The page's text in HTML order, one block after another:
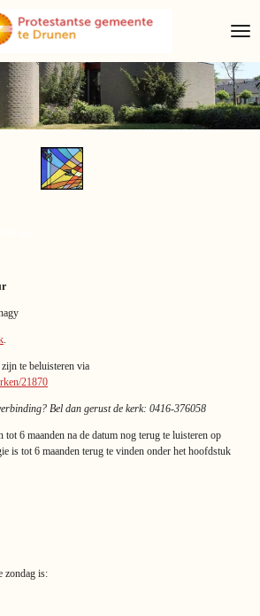
.
te beluisteren via
21870
Bel dan gerust de kerk: 0416-376058
6 maanden na de datum nog terug te luisteren op
is tot 6 maanden terug te vinden onder het hoofdstuk
zondag is: